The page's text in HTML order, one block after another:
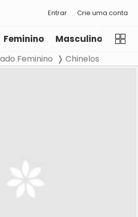
Entrar Crie uma conta
Feminino Masculino
Feminino Chinelos